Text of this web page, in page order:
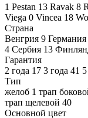
1 Pestan 13 Ravak 8
Viega 0 Vincea 18
Страна
Венгрия 9 Германия
4 Сербия 13
Гарантия
2 года 17 3 года 41
Тип
желоб 1 трап
трап щелевой 40
Основной цвет